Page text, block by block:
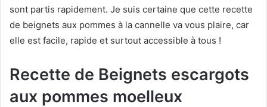
sont partis rapidement. Je suis certaine que cette recette
de beignets aux pommes à la cannelle va vous plaire, car
elle est facile, rapide et surtout accessible à tous !
Recette de Beignets escargots
aux pommes moelleux